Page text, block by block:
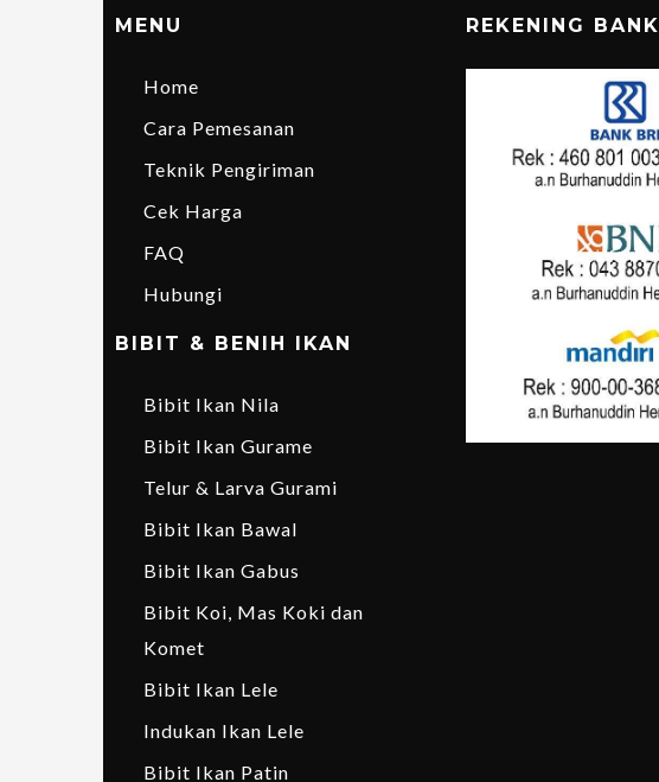
MENU
Home
Cara Pemesanan
Teknik Pengiriman
Cek Harga
FAQ
Hubungi
BIBIT & BENIH IKAN
Bibit Ikan Nila
Bibit Ikan Gurame
Telur & Larva Gurami
Bibit Ikan Bawal
Bibit Ikan Gabus
Bibit Koi, Mas Koki dan
Komet
Bibit Ikan Lele
Indukan Ikan Lele
Bibit Ikan Patin
REKENING BANK